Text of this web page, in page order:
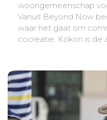
woongemeenschap
Vanuit Beyond Now
waar het gaat om
cocreatie. Kokon is de